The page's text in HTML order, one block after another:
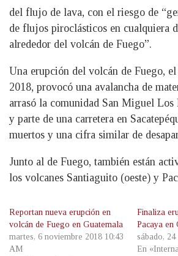
del flujo de lava, con el riesgo de
de flujos piroclásticos en cualquiera
alrededor del volcán de Fuego”.
Una erupción del volcán de Fuego,
2018, provocó una avalancha de
arrasó la comunidad San Miguel Los
y parte de una carretera en
muertos y una cifra similar de
Junto al de Fuego, también están
los volcanes Santiaguito (oeste) y
Reportan nueva erupción en
volcán de Fuego en Guatemala
martes, 6 noviembre 2018 10:43
AM
Finaliza
Pacaya en
sábado,
En